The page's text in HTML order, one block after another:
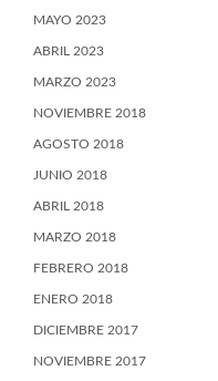
MAYO 2023
ABRIL 2023
MARZO 2023
NOVIEMBRE 2018
AGOSTO 2018
JUNIO 2018
ABRIL 2018
MARZO 2018
FEBRERO 2018
ENERO 2018
DICIEMBRE 2017
NOVIEMBRE 2017